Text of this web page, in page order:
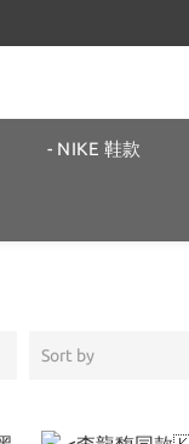
- NIKE 鞋款
Sort by